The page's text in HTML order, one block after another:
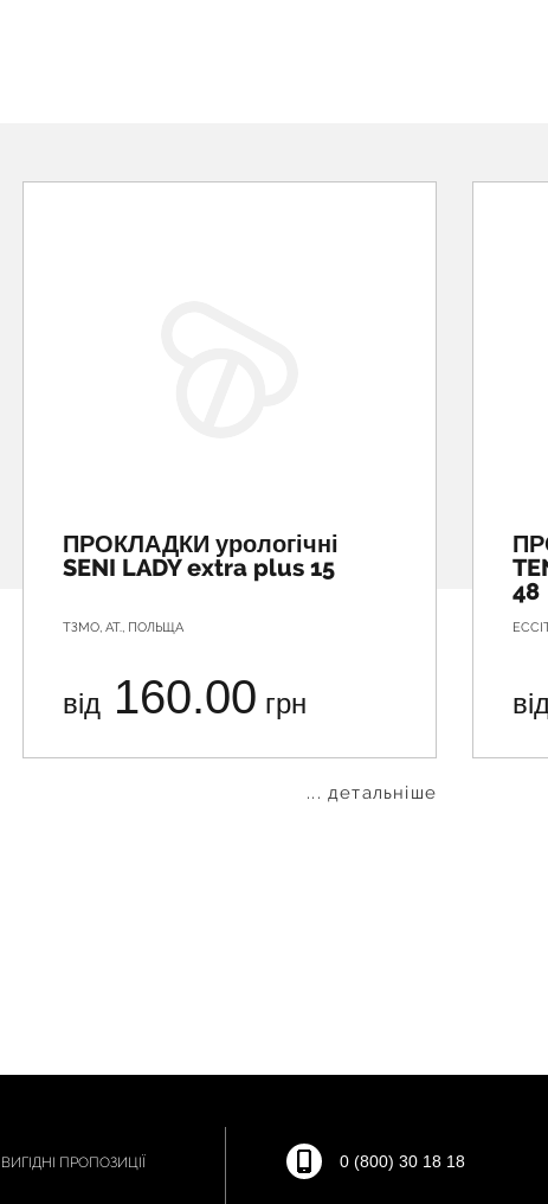
ПРОКЛАДКИ урологічні
SENI LADY extra plus 15
ТЗМО, АТ., ПОЛЬЩА
від 160.00 грн
... детальніше
48
ВИГІДНІ ПРОПОЗИЦІЇ 0 (800) 30 18 18